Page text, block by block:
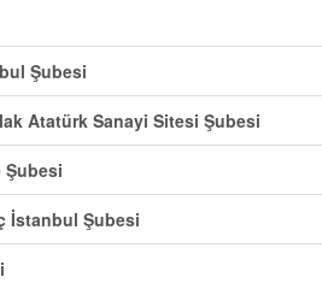
Şubesi
Atatürk Sanayi Sitesi Şubesi
İstanbul Şubesi